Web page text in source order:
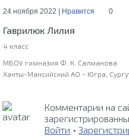
24 ноября 2022 | Нравится 0
Гаврилюк Лилия
4 класс
МБОУ гимназия Ф. К. Салманова
Ханты-Мансийский АО - Югра,
Комментарии на
Войти •